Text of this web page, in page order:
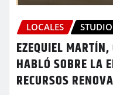
LOCALES
EZEQUIEL
HABLÓ SOBRE LA
RECURSOS